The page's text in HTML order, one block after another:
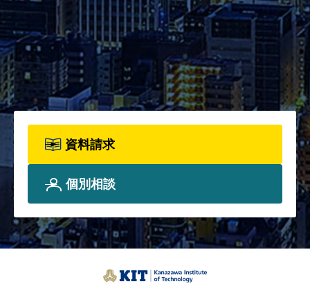
2026年度パンフレット配布開
始！カリキュラム全体、各科目
詳細、院生プロフィールについ
て、詳しく知りたい方は資料請
求フォームからお申込みくださ
い。
資料請求
個別相談